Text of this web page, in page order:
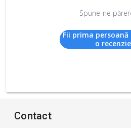
Spune-ne
Fii prima persoană
o recenzie
Contact